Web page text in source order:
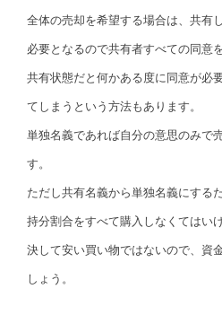
全体の売却を希望する場合は、共有
必要となるので共有者すべての同意
共有状態だと何かある度に同意が必
てしまうという方法もあります。
単独名義であれば自分の意思のみで
す。
ただし共有名義から単独名義にする
持分割合をすべて購入しなくてはい
決して安い買い物ではないので、資
しょう。